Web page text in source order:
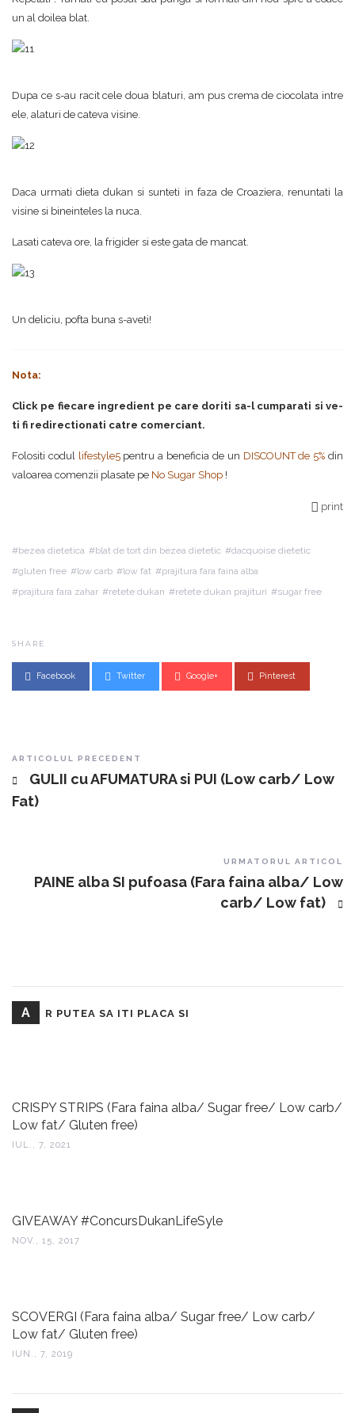
un al doilea blat.
Dupa ce s-au racit cele doua blaturi, am pus crema de ciocolata intre
ele, alaturi de cateva visine.
Daca urmati dieta dukan si sunteti in faza de Croaziera, renuntati la
visine si bineinteles la nuca.
Lasati cateva ore, la frigider si este gata de mancat.
Un deliciu, pofta buna s-aveti!
Nota:
Click pe fiecare ingredient pe care doriti sa-l cumparati si ve-
ti fi redirectionati catre comerciant.
Folositi codul lifestyle5pentru a beneficia de un DISCOUNT de 5% din
valoarea comenzii plasate pe No Sugar Shop !
print
bezea dietetica blat de tort din bezea dietetic
dacquoise dietetic
gluten free
low carb low fat
prajitura fara faina alba
prajitura fara zahar
retete dukan retete dukan prajituri sugar free
SHARE
Facebook Twitter Google+ Pinterest
Post navigation
ARTICOLUL PRECEDENT
GULII cu AFUMATURA si PUI (Low carb/ Low
Fat)
URMATORUL ARTICOL
PAINE alba SI pufoasa (Fara faina alba/ Low
carb/ Low fat)
A R PUTEA SA ITI PLACA SI
CRISPY STRIPS (Fara faina alba/ Sugar free/ Low carb/
Low fat/ Gluten free)
IUL., 7, 2021
GIVEAWAY #ConcursDukanLifeSyle
NOV., 15, 2017
SCOVERGI (Fara faina alba/ Sugar free/ Low carb/
Low fat/ Gluten free)
IUN., 7, 2019